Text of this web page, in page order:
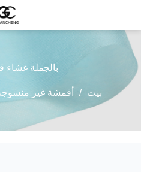
بالجملة غشاء
بيت / أقمشة غير